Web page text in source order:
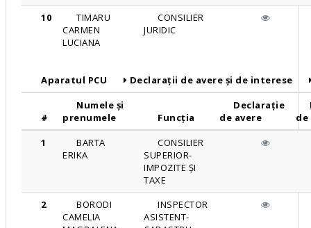
10
TIMARU
CARMEN
LUCIANA
CONSILIER
JURIDIC
Aparatul PCU Declarații de avere și de interese
#
Numele și
prenumele
Funcția
Declarație
de avere
1
BARTA
ERIKA
CONSILIER
SUPERIOR-
IMPOZITE ȘI
TAXE
2
BORODI
CAMELIA
INSPECTOR
ASISTENT-